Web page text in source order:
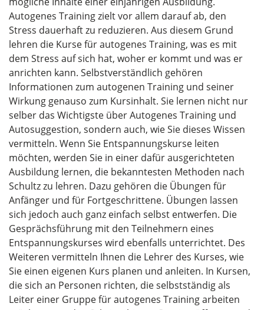
Autogenes Training zielt vor allem darauf ab, den
Stress dauerhaft zu reduzieren. Aus diesem Grund
lehren die Kurse für autogenes Training, was es mit
dem Stress auf sich hat, woher er kommt und was er
anrichten kann. Selbstverständlich gehören
Informationen zum autogenen Training und seiner
Wirkung genauso zum Kursinhalt. Sie lernen nicht nur
selber das Wichtigste über Autogenes Training und
Autosuggestion, sondern auch, wie Sie dieses Wissen
vermitteln. Wenn Sie Entspannungskurse leiten
möchten, werden Sie in einer dafür ausgerichteten
Ausbildung lernen, die bekanntesten Methoden nach
Schultz zu lehren. Dazu gehören die Übungen für
Anfänger und für Fortgeschrittene. Übungen lassen
sich jedoch auch ganz einfach selbst entwerfen. Die
Gesprächsführung mit den Teilnehmern eines
Entspannungskurses wird ebenfalls unterrichtet. Des
Weiteren vermitteln Ihnen die Lehrer des Kurses, wie
Sie einen eigenen Kurs planen und anleiten. In Kursen,
die sich an Personen richten, die selbstständig als
Leiter einer Gruppe für autogenes Training arbeiten